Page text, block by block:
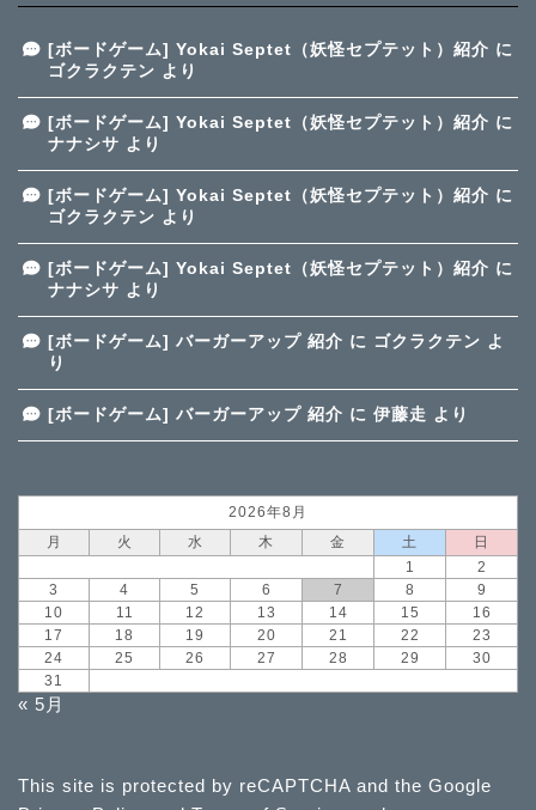
[ボードゲーム] Yokai Septet（妖怪セプテット）紹介 に
ゴクラクテン より
[ボードゲーム] Yokai Septet（妖怪セプテット）紹介 に
ナナシサ より
[ボードゲーム] Yokai Septet（妖怪セプテット）紹介 に
ゴクラクテン より
[ボードゲーム] Yokai Septet（妖怪セプテット）紹介 に
ナナシサ より
[ボードゲーム] バーガーアップ 紹介 に ゴクラクテン よ
り
[ボードゲーム] バーガーアップ 紹介 に 伊藤走 より
2026年8月
月
火 水 木 金 土
日
1
2
3
4 5 6 7 8
9
10
11 12 13 14 15
16
17
18 19 20 21 22
23
24
25 26 27 28 29
30
31
« 5月
This site is protected by reCAPTCHA and the Google